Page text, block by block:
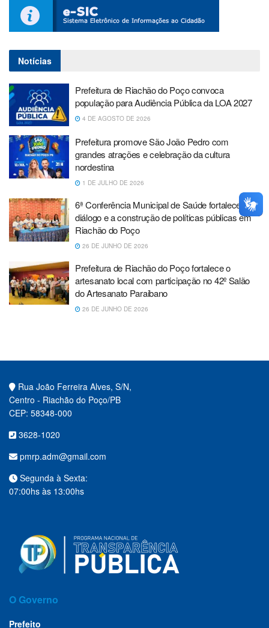
Notícias
Prefeitura de Riachão do Poço convoca
população para Audiência Pública da LOA 2027
4 DE AGOSTO DE 2026
Prefeitura promove São João Pedro com
grandes atrações e celebração da cultura
nordestina
1 DE JULHO DE 2026
6ª Conferência Municipal de Saúde fortalece o
diálogo e a construção de políticas públicas em
Riachão do Poço
26 DE JUNHO DE 2026
Prefeitura de Riachão do Poço fortalece o
artesanato local com participação no 42º Salão
do Artesanato Paraibano
26 DE JUNHO DE 2026
Rua João Ferreira Alves, S/N,
Centro - Riachão do Poço/PB
CEP: 58348-000
3628-1020
pmrp.adm@gmail.com
Segunda à Sexta:
07:00hs às 13:00hs
O Governo
Prefeito